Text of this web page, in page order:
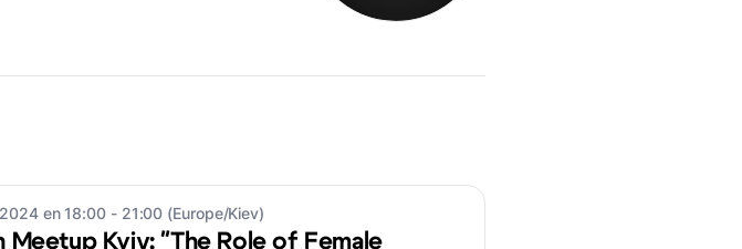
en 18:00 - 21:00 (Europe/Kiev)
Meetup Kyiv: "The Role of Female